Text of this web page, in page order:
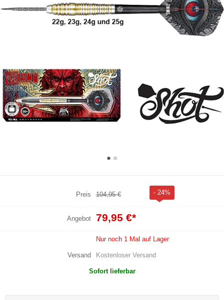
Preis 104,95 € - 24%
Angebot 79,95 €*
Nur noch 1 Mal auf Lager
Versand Kostenloser Versand
Sofort lieferbar